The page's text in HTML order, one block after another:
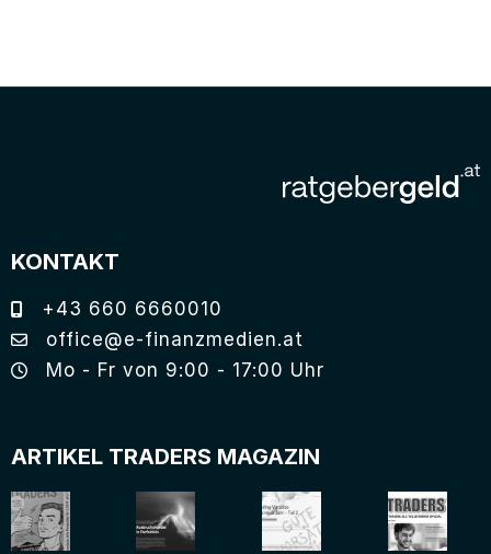
KONTAKT
+43 660 6660010
office@e-finanzmedien.at
Mo - Fr von 9:00 - 17:00 Uhr
ARTIKEL TRADERS MAGAZIN